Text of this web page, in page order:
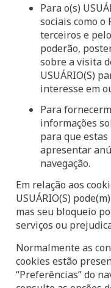
Para o(s)
sociais como o
terceiros e
poderão,
sobre a visita
USUÁRIO(S)
interesse em
Para
informações
para que
apresentar
navegação.
Em relação aos
USUÁRIO(S)
mas seu bloqueio
serviços ou
Normalmente as
cookies estão
“Preferências” do